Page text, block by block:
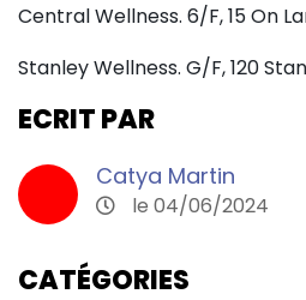
Central Wellness. 6/F, 15 On
Stanley Wellness. G/F, 120
ECRIT PAR
Catya Martin
le 04/06/2024
CATÉGORIES